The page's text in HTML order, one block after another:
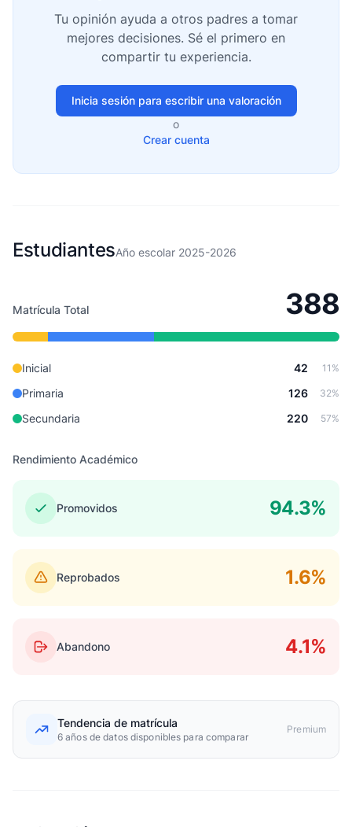
Tu opinión ayuda a otros padres a tomar
mejores decisiones. Sé el primero en
compartir tu experiencia.
Inicia sesión para escribir una valoración
o
Crear cuenta
EstudiantesAño escolar 2025-2026
Matrícula Total 388
Inicial 42 11%
Primaria 126 32%
Secundaria 220 57%
Rendimiento Académico
Promovidos 94.3%
Reprobados 1.6%
Abandono 4.1%
Tendencia de matrícula
6 años de datos disponibles para comparar
Premium